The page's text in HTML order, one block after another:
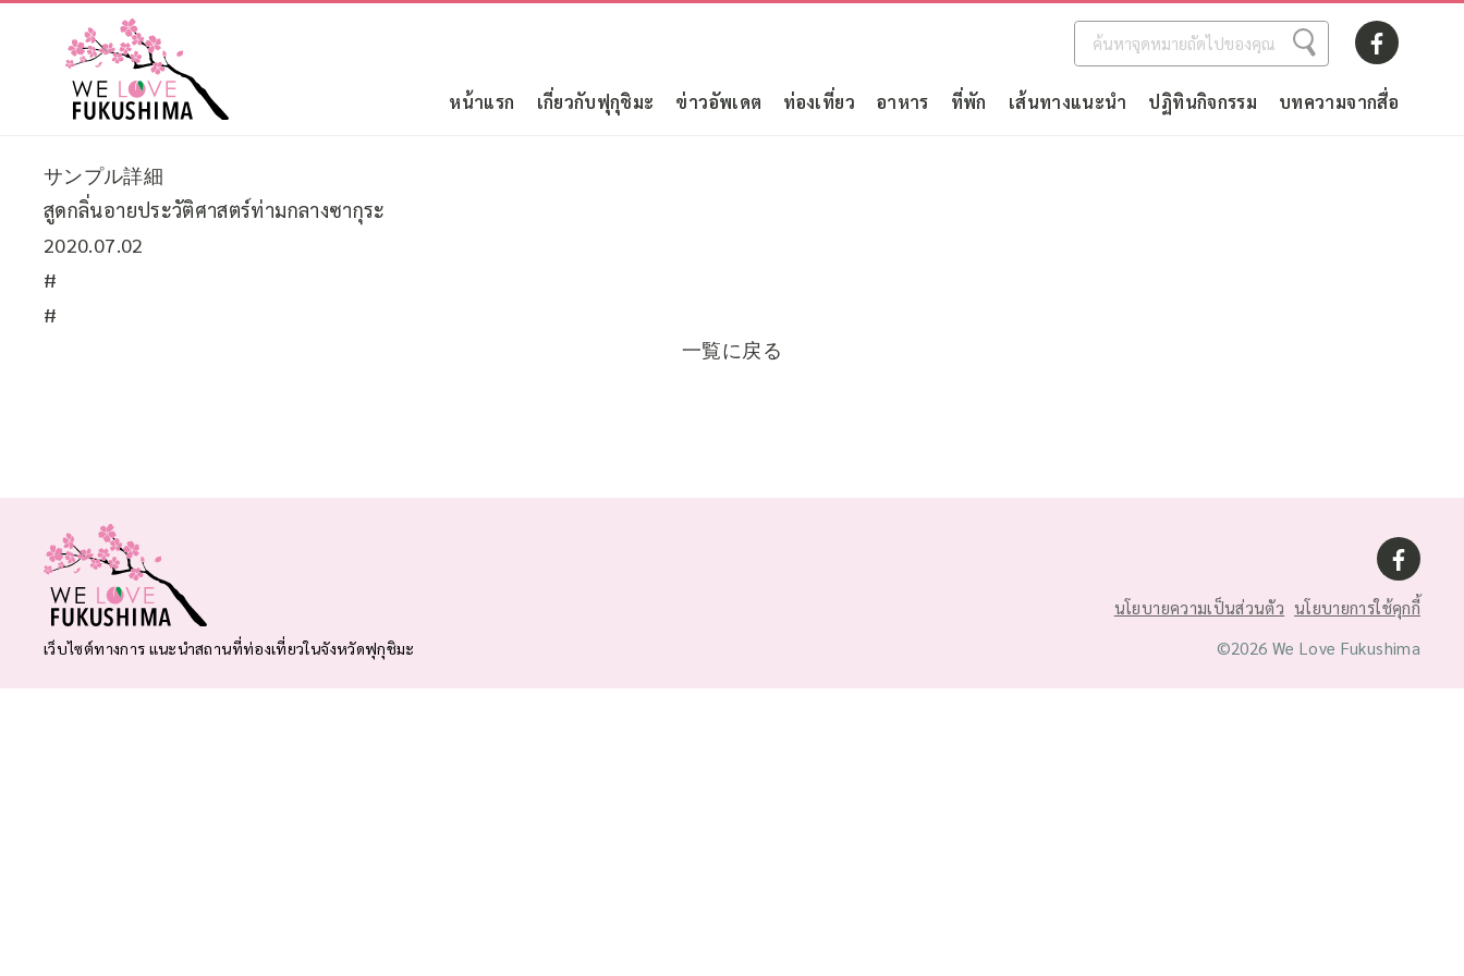
หน้าแรก เกี่ยวกับฟุกุชิมะ ข่าวอัพเดต ท่องเที่ยว อาหาร ที่พัก เส้นทางแนะนำ ปฏิทินกิจกรรม บทความจากสื่อ
サンプル詳細
สูดกลิ่นอายประวัติศาสตร์ท่ามกลางซากุระ
2020.07.02
#
#
一覧に戻る
เว็บไซต์ทางการ แนะนำสถานที่ท่องเที่ยวในจังหวัดฟุกุชิมะ
นโยบายความเป็นส่วนตัว นโยบายการใช้คุกกี้
©2026 We Love Fukushima